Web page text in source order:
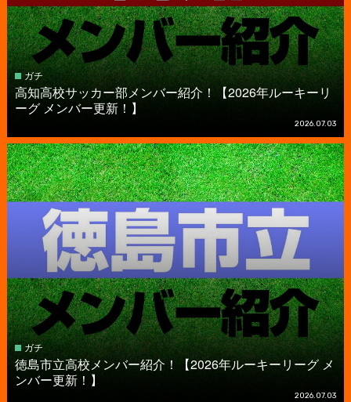
ガチ
高知高校サッカー部メンバー紹介！【2026年ルーキーリ
ーグ メンバー更新！】
2026.07.03
ガチ
徳島市立高校メンバー紹介！【2026年ルーキーリーグ メ
ンバー更新！】
2026.07.03